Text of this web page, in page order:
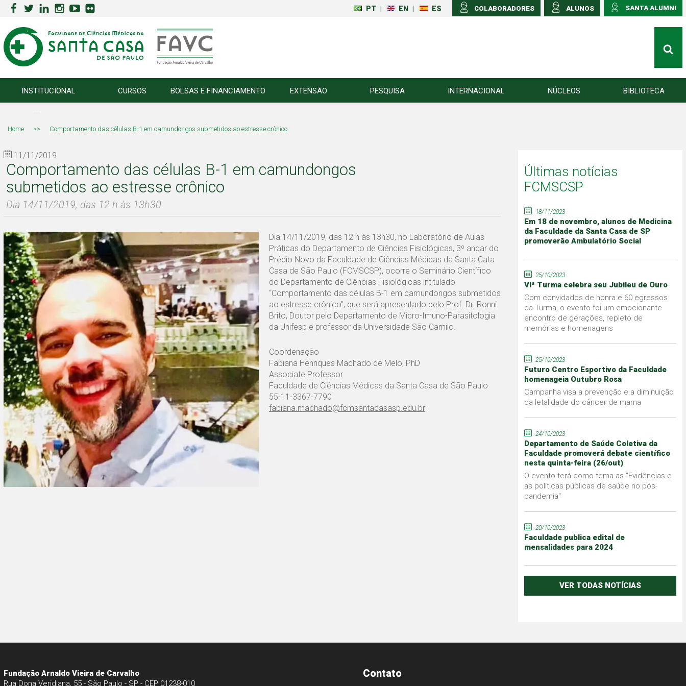
SANTA ALUMNI
ALUNOS
COLABORADORES
PT EN ES
INSTITUCIONAL CURSOS BOLSAS E FINANCIAMENTO EXTENSÃO PESQUISA INTERNACIONAL NÚCLEOS BIBLIOTECA
Home >> Comportamento das células B-1 em camundongos submetidos ao estresse crônico
11/11/2019
Comportamento das células B-1 em camundongos
submetidos ao estresse crônico
Dia 14/11/2019, das 12 h às 13h30
Dia 14/11/2019, das 12 h às 13h30, no Laboratório de Aulas
Práticas do Departamento de Ciências Fisiológicas, 3º andar do
Prédio Novo da Faculdade de Ciências Médicas da Santa Cata
Casa de São Paulo (FCMSCSP), ocorre o Seminário Científico
do Departamento de Ciências Fisiológicas intitulado
“Comportamento das células B-1 em camundongos submetidos
ao estresse crônico”, que será apresentado pelo Prof. Dr. Ronni
Brito, Doutor pelo Departamento de Micro-Imuno-Parasitologia
da Unifesp e professor da Universidade São Camilo.
Coordenação
Fabiana Henriques Machado de Melo, PhD
Associate Professor
Faculdade de Ciências Médicas da Santa Casa de São Paulo
55-11-3367-7790
fabiana.machado@fcmsantacasasp.edu.br
Últimas notícias
FCMSCSP
18/11/2023
Em 18 de novembro, alunos de Medicina
da Faculdade da Santa Casa de SP
promoverão Ambulatório Social
25/10/2023
VIª Turma celebra seu Jubileu de Ouro
Com convidados de honra e 60 egressos
da Turma, o evento foi um emocionante
encontro de gerações, repleto de
memórias e homenagens
25/10/2023
Futuro Centro Esportivo da Faculdade
homenageia Outubro Rosa
Campanha visa a prevenção e a diminuição
da letalidade do câncer de mama
24/10/2023
Departamento de Saúde Coletiva da
Faculdade promoverá debate científico
nesta quinta-feira (26/out)
O evento terá como tema as "Evidências e
as políticas públicas de saúde no pós-
pandemia"
20/10/2023
Faculdade publica edital de
mensalidades para 2024
VER TODAS NOTÍCIAS
Fundação Arnaldo Vieira de Carvalho
Rua Dona Veridiana, 55 - São Paulo - SP - CEP 01238-010
Contato